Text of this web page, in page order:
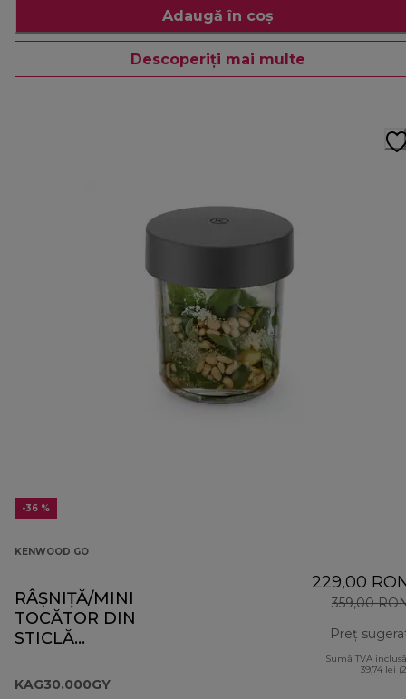
Adaugă în coș
Descoperiți mai multe
-36 %
KENWOOD GO
RÂȘNIȚĂ/MINI
TOCĂTOR DIN
STICLĂ
COLECȚIA GO
KAG30.000GY
229,00
359,00
Preț
Sumă TVA
39,74 lei